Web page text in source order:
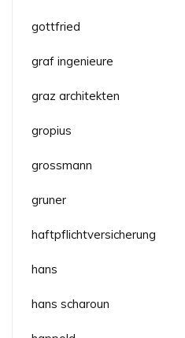
gottfried
graf ingenieure
graz architekten
gropius
grossmann
gruner
haftpflichtversicherung
hans
hans scharoun